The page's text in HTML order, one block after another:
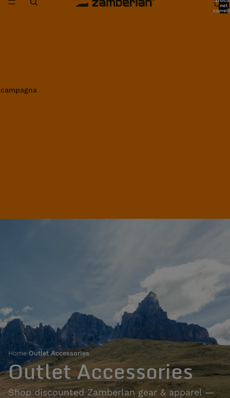
nel
Home›Outlet Accessories
Outlet Accessories
Shop discounted Zamberlan gear & apparel —